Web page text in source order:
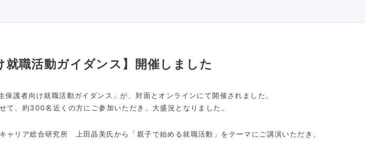
就職活動ガイダンス】開催しました
保護者向け就職活動ガイダンス」が、対面とオンラインにて開催されました。
て、約300名近くの方にご参加いただき、大盛況となりました。
ャリア総合研究所 上田晶美氏から「親子で始める就職活動」をテーマにご講演いただき、